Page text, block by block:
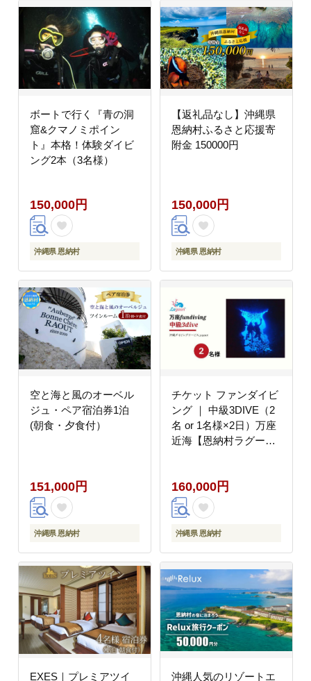
ボートで行く『青の洞
窟&クマノミポイン
ト』本格！体験ダイビ
ング2本（3名様）
150,000円
沖縄県 恩納村
【返礼品なし】沖縄県
恩納村ふるさと応援寄
附金 150000円
150,000円
沖縄県 恩納村
空と海と風のオーベル
ジュ・ペア宿泊券1泊
(朝食・夕食付）
151,000円
沖縄県 恩納村
チケット ファンダイビ
ング ｜ 中級3DIVE（2
名 or 1名様×2日）万座
近海【恩納村ラグー
160,000円
沖縄県 恩納村
EXES｜プレミアツイ 沖縄人気のリゾートエ